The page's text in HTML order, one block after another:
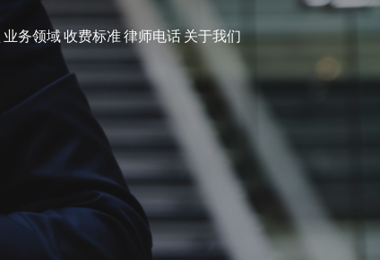
业务领域收费标准律师电话关于我们